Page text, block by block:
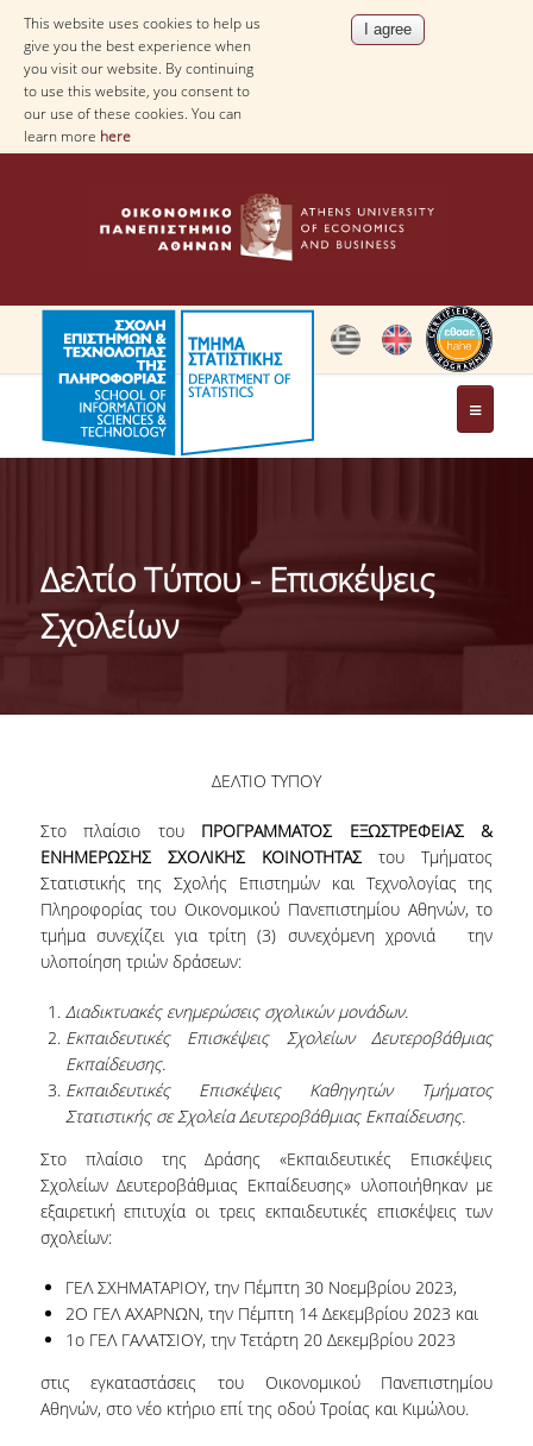
This website uses cookies to help us
give you the best experience when
you visit our website. By continuing
to use this website, you consent to
our use of these cookies. You can
learn more here
THE DEPARTMENT
ADMINISTRATION
QS UNIVERSITY RANKINGS 2022
ACTIONS
LABS
PROBABILITY AND DATA ANALYSIS
LABORATORY OF STATISTICAL
METHODOLOGY
LABORATORY
STOCHASTIC MODELLING AND
COUNSELING
SOCIAL MEDIA
ACCESS
Δελτίο Τύπου - Επισκέψεις
Σχολείων
ΔΕΛΤΙΟ ΤΥΠΟΥ
Στο πλαίσιο του ΠΡΟΓΡΑΜΜΑΤΟΣ ΕΞΩΣΤΡΕΦΕΙΑΣ &
ΕΝΗΜΕΡΩΣΗΣ ΣΧΟΛΙΚΗΣ ΚΟΙΝΟΤΗΤΑΣ του Τμήματος
Στατιστικής της Σχολής Επιστημών και Τεχνολογίας της
Πληροφορίας του Οικονομικού Πανεπιστημίου Αθηνών, το
τμήμα συνεχίζει για τρίτη (3) συνεχόμενη χρονιά την
υλοποίηση τριών δράσεων:
Διαδικτυακές ενημερώσεις σχολικών μονάδων.
Εκπαιδευτικές Επισκέψεις Σχολείων Δευτεροβάθμιας
Εκπαίδευσης.
Εκπαιδευτικές Επισκέψεις Καθηγητών Τμήματος
Στατιστικής σε Σχολεία Δευτεροβάθμιας Εκπαίδευσης.
Στο πλαίσιο της Δράσης «Εκπαιδευτικές Επισκέψεις
Σχολείων Δευτεροβάθμιας Εκπαίδευσης» υλοποιήθηκαν με
εξαιρετική επιτυχία οι τρεις εκπαιδευτικές επισκέψεις των
σχολείων:
ΓΕΛ ΣΧΗΜΑΤΑΡΙΟΥ, την Πέμπτη 30 Νοεμβρίου 2023,
2Ο ΓΕΛ ΑΧΑΡΝΩΝ, την Πέμπτη 14 Δεκεμβρίου 2023 και
1οΓΕΛ ΓΑΛΑΤΣΙΟΥ, την Τετάρτη 20 Δεκεμβρίου 2023
στις εγκαταστάσεις του Οικονομικού Πανεπιστημίου
Αθηνών, στο νέο κτήριο επί της οδού Τροίας και Κιμώλου.